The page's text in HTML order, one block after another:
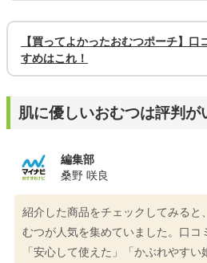
【買ってよかったおむつポーチ】
すめはこれ！
肌に優しいおむつは評判が
編集部
桑野 咲良
紹介した商品をチェックしてみると
むつが人気を集めていました。口コ
「安心して使えた」「かぶれやす